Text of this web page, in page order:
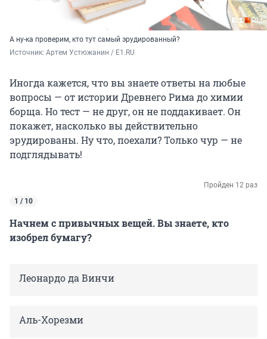
А ну-ка проверим, кто тут самый эрудированный?
Источник: Артем Устюжанин / E1.RU
Иногда кажется, что вы знаете ответы на любые
вопросы — от истории Древнего Рима до химии
борща. Но тест — не друг, он не поддакивает. Он
покажет, насколько вы действительно
эрудированы. Ну что, поехали? Только чур — не
подглядывать!
Пройден 12 раз
1 / 10
Начнем с привычных вещей. Вы знаете, кто
изобрел бумагу?
Леонардо да Винчи
Аль-Хорезми